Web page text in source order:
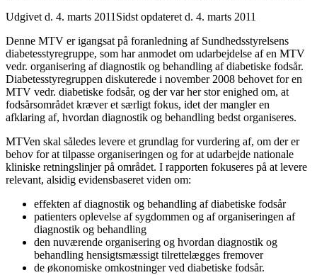
Udgivet d. 4. marts 2011 Sidst opdateret d. 4. marts 2011
Denne MTV er igangsat på foranledning af Sundhedsstyrelsens
diabetesstyregruppe, som har anmodet om udarbejdelse af en MTV
vedr. organisering af diagnostik og behandling af diabetiske fodsår.
Diabetesstyregruppen diskuterede i november 2008 behovet for en
MTV vedr. diabetiske fodsår, og der var her stor enighed om, at
fodsårsområdet kræver et særligt fokus, idet der mangler en
afklaring af, hvordan diagnostik og behandling bedst organiseres.
MTVen skal således levere et grundlag for vurdering af, om der er
behov for at tilpasse organiseringen og for at udarbejde nationale
kliniske retningslinjer på området. I rapporten fokuseres på at levere
relevant, alsidig evidensbaseret viden om:
effekten af diagnostik og behandling af diabetiske fodsår
patienters oplevelse af sygdommen og af organiseringen af
diagnostik og behandling
den nuværende organisering og hvordan diagnostik og
behandling hensigtsmæssigt tilrettelægges fremover
de økonomiske omkostninger ved diabetiske fodsår.